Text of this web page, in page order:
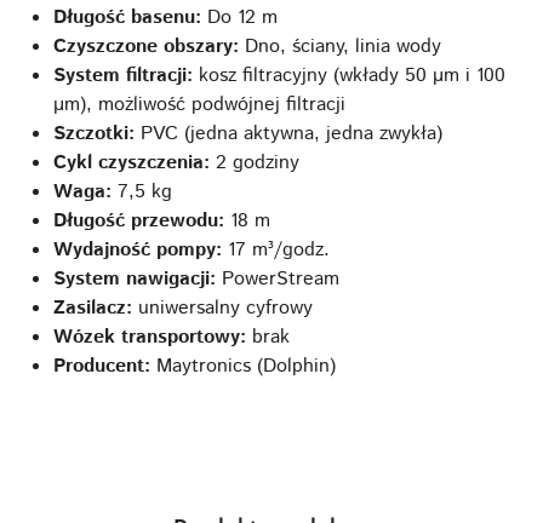
Długość basenu: Do 12 m
Czyszczone obszary: Dno, ściany, linia wody
System filtracji: kosz filtracyjny (wkłady 50 µm i 100
µm), możliwość podwójnej filtracji
Szczotki: PVC (jedna aktywna, jedna zwykła)
Cykl czyszczenia: 2 godziny
Waga: 7,5 kg
Długość przewodu: 18 m
Wydajność pompy: 17 m³/godz.
System nawigacji: PowerStream
Zasilacz: uniwersalny cyfrowy
Wózek transportowy: brak
Producent: Maytronics (Dolphin)